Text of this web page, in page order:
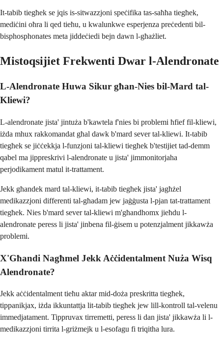
It-tabib tiegħek se jqis is-sitwazzjoni speċifika tas-saħħa tiegħek,
mediċini oħra li qed tieħu, u kwalunkwe esperjenza preċedenti bil-
bisphosphonates meta jiddeċiedi bejn dawn l-għażliet.
Mistoqsijiet Frekwenti Dwar l-Alendronate
L-Alendronate Huwa Sikur għan-Nies bil-Mard tal-
Kliewi?
L-alendronate jista' jintuża b'kawtela f'nies bi problemi ħfief fil-kliewi,
iżda mhux rakkomandat għal dawk b'mard sever tal-kliewi. It-tabib
tiegħek se jiċċekkja l-funzjoni tal-kliewi tiegħek b'testijiet tad-demm
qabel ma jippreskrivi l-alendronate u jista' jimmonitorjaha
perjodikament matul it-trattament.
Jekk għandek mard tal-kliewi, it-tabib tiegħek jista' jagħżel
medikazzjoni differenti tal-għadam jew jaġġusta l-pjan tat-trattament
tiegħek. Nies b'mard sever tal-kliewi m'għandhomx jieħdu l-
alendronate peress li jista' jinbena fil-ġisem u potenzjalment jikkawża
problemi.
X'Għandi Nagħmel Jekk Aċċidentalment Nuża Wisq
Alendronate?
Jekk aċċidentalment tieħu aktar mid-doża preskritta tiegħek,
tippanikjax, iżda ikkuntattja lit-tabib tiegħek jew lill-kontroll tal-velenu
immedjatament. Tippruvax tirremetti, peress li dan jista' jikkawża li l-
medikazzjoni tirrita l-griżmejk u l-esofagu fi triqitha lura.